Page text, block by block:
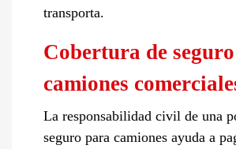
transporta.
Cobertura de
camiones
La responsabilidad civil de una
seguro para camiones ayuda a